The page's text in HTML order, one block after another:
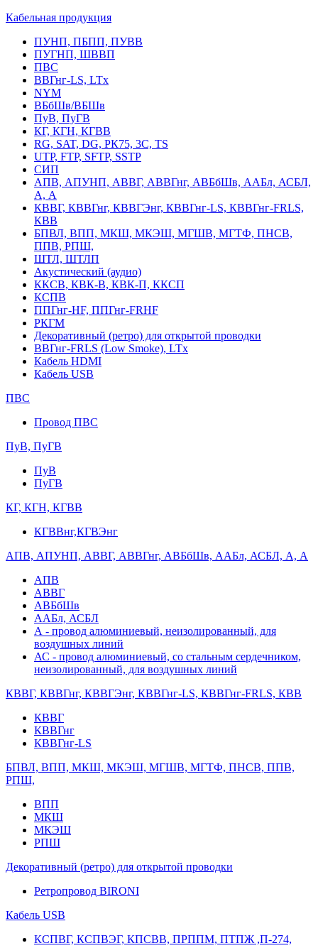
Кабельная продукция
ПУНП, ПБПП, ПУВВ
ПУГНП, ШВВП
ПВС
ВВГнг-LS, LTx
NYM
ВБбШв/ВБШв
ПуВ, ПуГВ
КГ, КГН, КГВВ
RG, SAT, DG, РК75, 3С, TS
UTP, FTP, SFTP, SSTP
СИП
АПВ, АПУНП, АВВГ, АВВГнг, АВБбШв, ААБл, АСБЛ,
А, А
КВВГ, КВВГнг, КВВГЭнг, КВВГнг-LS, КВВГнг-FRLS,
КВВ
БПВЛ, ВПП, МКШ, МКЭШ, МГШВ, МГТФ, ПНСВ,
ППВ, РПШ,
ШТЛ, ШТЛП
Акустический (аудио)
ККСВ, КВК-В, КВК-П, ККСП
КСПВ
ППГнг-HF, ППГнг-FRHF
РКГМ
Декоративный (ретро) для открытой проводки
ВВГнг-FRLS (Low Smoke), LTx
Кабель HDMI
Кабель USB
ПВС
Провод ПВС
ПуВ, ПуГВ
ПуВ
ПуГВ
КГ, КГН, КГВВ
КГВВнг,КГВЭнг
АПВ, АПУНП, АВВГ, АВВГнг, АВБбШв, ААБл, АСБЛ, А, А
АПВ
АВВГ
АВБбШв
ААБл, АСБЛ
А - провод алюминиевый, неизолированный, для
воздушных линий
АС - провод алюминиевый, со стальным сердечником,
неизолированный, для воздушных линий
КВВГ, КВВГнг, КВВГЭнг, КВВГнг-LS, КВВГнг-FRLS, КВВ
КВВГ
КВВГнг
КВВГнг-LS
БПВЛ, ВПП, МКШ, МКЭШ, МГШВ, МГТФ, ПНСВ, ППВ,
РПШ,
ВПП
МКШ
МКЭШ
РПШ
Декоративный (ретро) для открытой проводки
Ретропровод BIRONI
Кабель USB
КСПВГ, КСПВЭГ, КПСВВ, ПРППМ, ПТПЖ ,П-274,